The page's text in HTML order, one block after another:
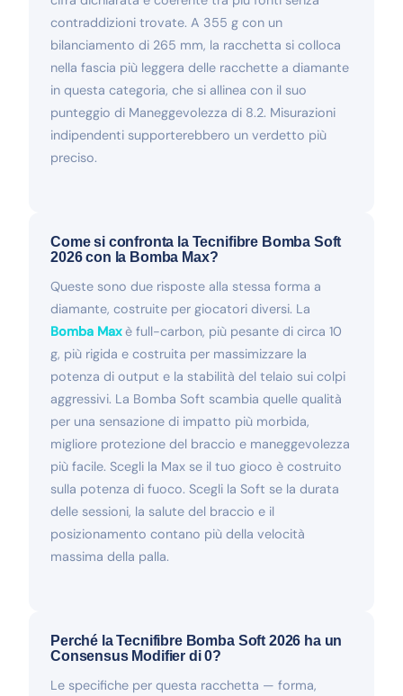
contraddizioni trovate. A 355 g con un
bilanciamento di 265 mm, la racchetta si colloca
nella fascia più leggera delle racchette a diamante
in questa categoria, che si allinea con il suo
punteggio di Maneggevolezza di 8.2. Misurazioni
indipendenti supporterebbero un verdetto più
preciso.
Come si confronta la Tecnifibre Bomba Soft
2026 con la Bomba Max?
Queste sono due risposte alla stessa forma a
diamante, costruite per giocatori diversi. La
Bomba Maxè full-carbon, più pesante di circa 10
g, più rigida e costruita per massimizzare la
potenza di output e la stabilità del telaio sui colpi
aggressivi. La Bomba Soft scambia quelle qualità
per una sensazione di impatto più morbida,
migliore protezione del braccio e maneggevolezza
più facile. Scegli la Max se il tuo gioco è costruito
sulla potenza di fuoco. Scegli la Soft se la durata
delle sessioni, la salute del braccio e il
posizionamento contano più della velocità
massima della palla.
Perché la Tecnifibre Bomba Soft 2026 ha un
Consensus Modifier di 0?
Le specifiche per questa racchetta — forma,